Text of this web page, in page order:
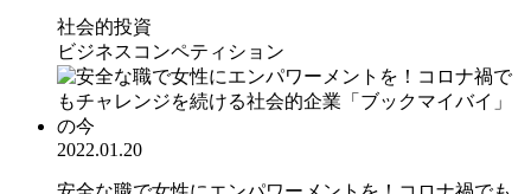
社会的投資
ビジネスコンペティション
2022.01.20